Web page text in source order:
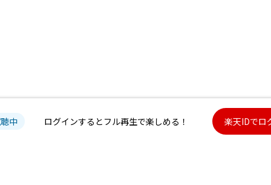
中 ログインするとフル再生で楽しめる！ 楽天IDでロ